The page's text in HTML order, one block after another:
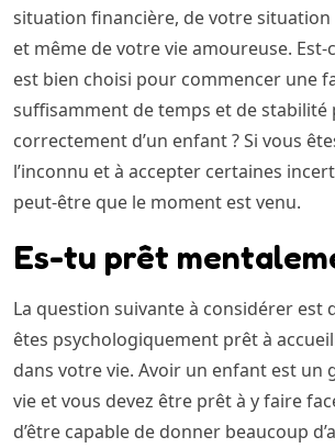
situation financière, de votre
et même de votre vie amoureuse.
est bien choisi pour commencer une
suffisamment de temps et de stabilité
correctement d’un enfant ? Si vous
l’inconnu et à accepter certaines
peut-être que le moment est venu.
Es-tu prêt
La question suivante à considérer est
êtes psychologiquement prêt à
dans votre vie. Avoir un enfant est un
vie et vous devez être prêt à y faire
d’être capable de donner beaucoup